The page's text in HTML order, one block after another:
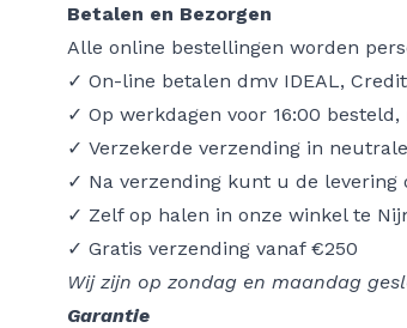
Betalen en Bezorgen
Alle online bestellingen worden
✓ On-line betalen dmv IDEAL,
✓ Op werkdagen voor 16:00
✓ Verzekerde verzending in
✓ Na verzending kunt u de levering
✓ Zelf op halen in onze winkel te
✓ Gratis verzending vanaf €250
Wij zijn op zondag en maandag
Garantie